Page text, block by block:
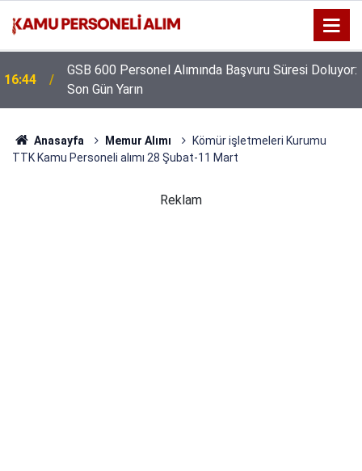
16:44
GSB 600 Personel Alımında Başvuru Süresi Doluyor:
Son Gün Yarın
Anasayfa Memur Alımı
Kömür işletmeleri Kurumu
TTK Kamu Personeli alımı 28 Şubat-11 Mart
Reklam